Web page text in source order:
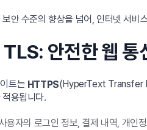
안 수준의 향상을 넘어, 인터넷 서
안전한 웹 통
트는 HTTPS(HyperText Transfer
용됩니다.
용자의 로그인 정보, 결제 내역, 개인